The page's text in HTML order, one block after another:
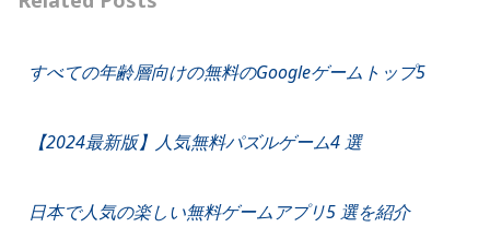
すべての年齢層向けの無料のGoogleゲームトップ5
【2024最新版】人気無料パズルゲーム4 選
日本で人気の楽しい無料ゲームアプリ5 選を紹介